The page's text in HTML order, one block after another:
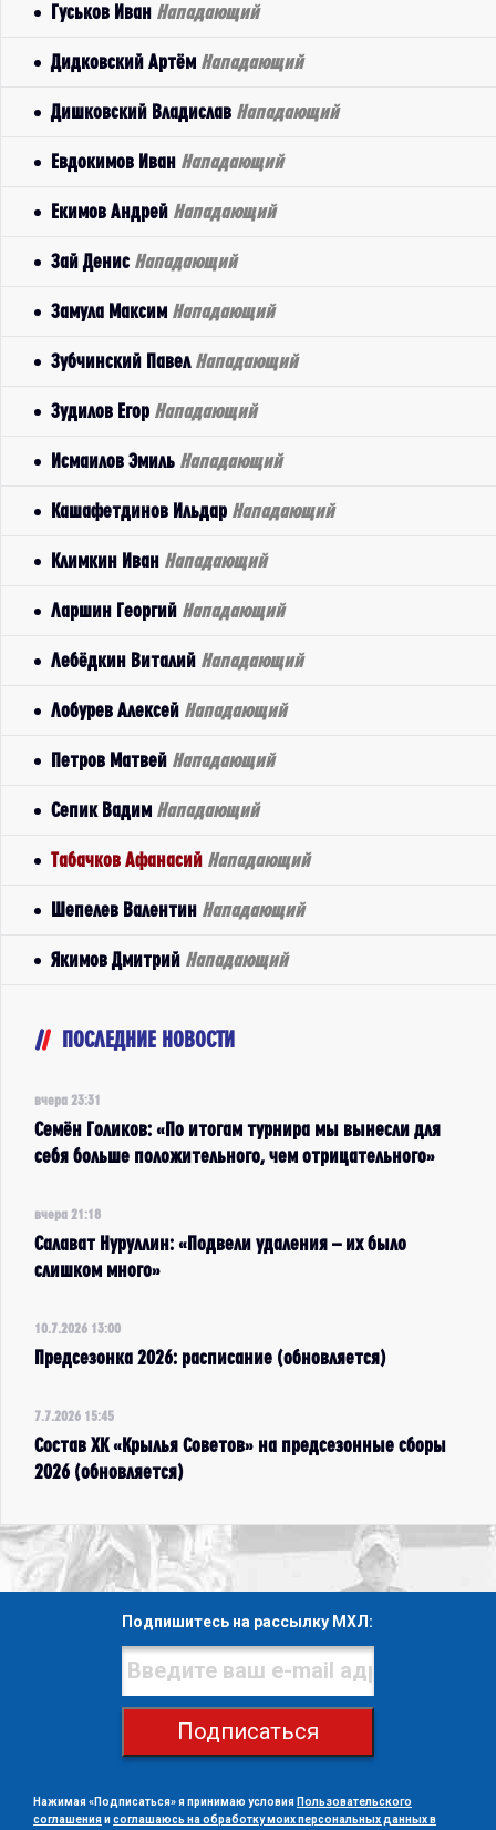
Гуськов Иван Нападающий
Дидковский Артём Нападающий
Дишковский Владислав Нападающий
Евдокимов Иван Нападающий
Екимов Андрей Нападающий
Зай Денис Нападающий
Замула Максим Нападающий
Зубчинский Павел Нападающий
Зудилов Егор Нападающий
Исмаилов Эмиль Нападающий
Кашафетдинов Ильдар Нападающий
Климкин Иван Нападающий
Ларшин Георгий Нападающий
Лебёдкин Виталий Нападающий
Лобурев Алексей Нападающий
Петров Матвей Нападающий
Сепик Вадим Нападающий
Табачков Афанасий Нападающий
Шепелев Валентин Нападающий
Якимов Дмитрий Нападающий
ПОСЛЕДНИЕ НОВОСТИ
вчера 23:31
Семён Голиков: «По итогам турнира мы вынесли для
себя больше положительного, чем отрицательного»
вчера 21:18
Салават Нуруллин: «Подвели удаления – их было
слишком много»
10.7.2026 13:00
Предсезонка 2026: расписание (обновляется)
7.7.2026 15:45
Состав ХК «Крылья Советов» на предсезонные сборы
2026 (обновляется)
Подпишитесь на рассылку МХЛ:
Подписаться
Нажимая «Подписаться» я принимаю условия Пользовательского
соглашенияисоглашаюсь на обработку моих персональных данных в